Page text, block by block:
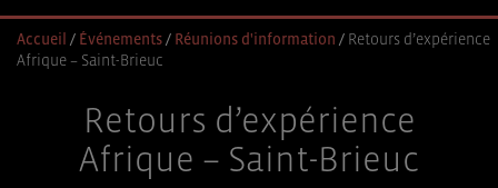
Accueil / Événements/ Réunions d'information / Retours d’expérience
Afrique – Saint-Brieuc
Retours d’expérience
Afrique – Saint-Brieuc